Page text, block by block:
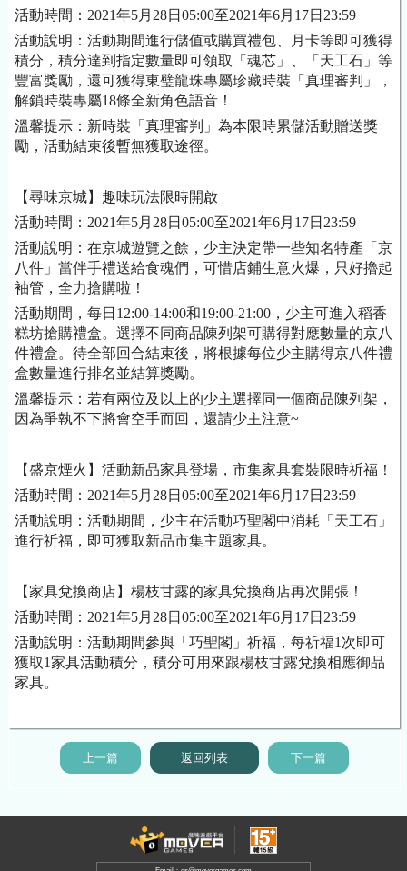
活動時間： 2021年5月28日05:00至2021年6月17日23:59
活動說明：活動期間進行儲值或購買禮包、月卡等即可獲得
積分，積分達到指定數量即可領取「魂芯」、「天工石」等
豐富獎勵，還可獲得東璧龍珠專屬珍藏時裝「真理審判」，
解鎖時裝專屬18條全新角色語音！
溫馨提示：新時裝「真理審判」為本限時累儲活動贈送獎
勵，活動結束後暫無獲取途徑。
【尋味京城】趣味玩法限時開啟
活動時間： 2021年5月28日05:00至2021年6月17日23:59
活動說明：在京城遊覽之餘，少主決定帶一些知名特產「京
八件」當伴手禮送給食魂們，可惜店鋪生意火爆，只好擼起
袖管，全力搶購啦！
活動期間，每日 12:00-14:00和19:00-21:00，少主可進入稻香
糕坊搶購禮盒。選擇不同商品陳列架可購得對應數量的京八
件禮盒。待全部回合結束後，將根據每位少主購得京八件禮
盒數量進行排名並結算獎勵。
溫馨提示：若有兩位及以上的少主選擇同一個商品陳列架，
因為爭執不下將會空手而回，還請少主注意~
【盛京煙火】活動新品家具登場，市集家具套裝限時祈福！
活動時間： 2021年5月28日05:00至2021年6月17日23:59
活動說明：活動期間，少主在活動巧聖閣中消耗「天工石」
進行祈福，即可獲取新品市集主題家具。
【家具兌換商店】楊枝甘露的家具兌換商店再次開張！
活動時間： 2021年5月28日05:00至2021年6月17日23:59
活動說明：活動期間參與「巧聖閣」祈福，每祈福1次即可
獲取1家具活動積分，積分可用來跟楊枝甘露兌換相應御品
家具。
上一篇 返回列表 下一篇